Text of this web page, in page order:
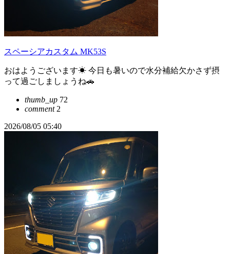
スペーシアカスタム MK53S
おはようございます☀ 今日も暑いので水分補給欠かさず摂
って過ごしましょうね🚗
thumb_up 72
comment2
2026/08/05 05:40